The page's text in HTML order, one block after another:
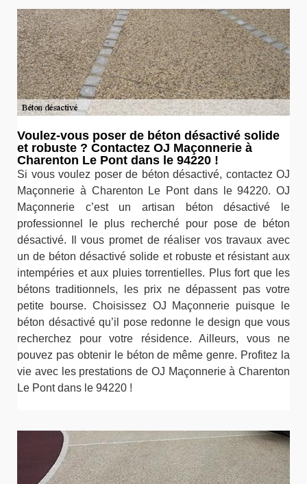
Voulez-vous poser de béton désactivé solide
et robuste ? Contactez OJ Maçonnerie à
Charenton Le Pont dans le 94220 !
Si vous voulez poser de béton désactivé, contactez OJ
Maçonnerie à Charenton Le Pont dans le 94220. OJ
Maçonnerie c’est un artisan béton désactivé le
professionnel le plus recherché pour pose de béton
désactivé. Il vous promet de réaliser vos travaux avec
un de béton désactivé solide et robuste et résistant aux
intempéries et aux pluies torrentielles. Plus fort que les
bétons traditionnels, les prix ne dépassent pas votre
petite bourse. Choisissez OJ Maçonnerie puisque le
béton désactivé qu’il pose redonne le design que vous
recherchez pour votre résidence. Ailleurs, vous ne
pouvez pas obtenir le béton de même genre. Profitez la
vie avec les prestations de OJ Maçonnerie à Charenton
Le Pont dans le 94220 !